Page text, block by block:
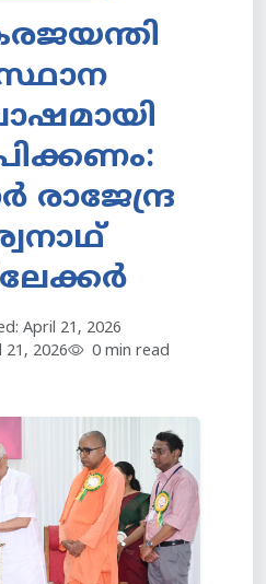
April 21, 2026
2026
0 min read